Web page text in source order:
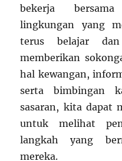
bekerja
lingkungan yang
terus belajar dan
memberikan
hal kewangan,
serta bimbingan
sasaran, kita dapat
untuk melihat
langkah yang
mereka.